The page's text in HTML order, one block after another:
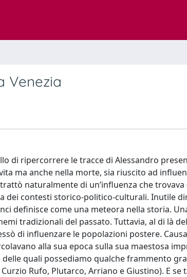
Venezia
di ripercorrere le tracce di Alessandro
ma anche nella morte, sia riuscito ad
naturalmente di un’influenza che trovava
dei contesti storico-politico-culturali. Inutile
definisce come una meteora nella storia.
tradizionali del passato. Tuttavia, al di là
di influenzare le popolazioni postere.
alla sua epoca sulla sua maestosa
quali possediamo qualche frammento
Rufo, Plutarco, Arriano e Giustino). E se